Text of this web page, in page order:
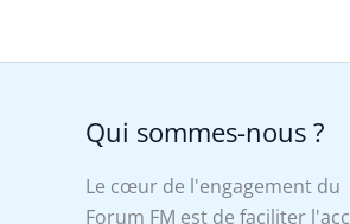
Qui sommes-nous ?
Le cœur de l'engagement du
Forum FM est de faciliter